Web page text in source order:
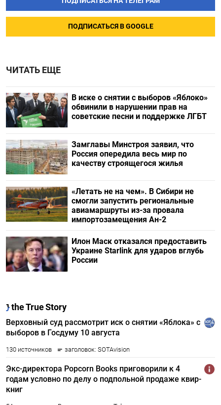
ПОДПИСАТЬСЯ В GOOGLE
ЧИТАТЬ ЕЩЕ
В иске о снятии с выборов «Яблоко»
обвинили в нарушении прав на
советские песни и поддержке ЛГБТ
Замглавы Минстроя заявил, что
Россия опередила весь мир по
качеству строящегося жилья
«Летать не на чем». В Сибири не
смогли запустить региональные
авиамаршруты из-за провала
импортозамещения Ан-2
Илон Маск отказался предоставить
Украине Starlink для ударов вглубь
России